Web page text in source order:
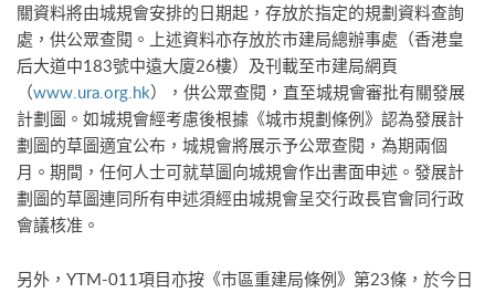
關資料將由城規會安排的日期起，存放於指定的規劃資料查詢
處，供公眾查閱。上述資料亦存放於市建局總辦事處（香港皇
后大道中183號中遠大廈26樓）及刊載至市建局網頁
（www.ura.org.hk），供公眾查閱，直至城規會審批有關發展
計劃圖。如城規會經考慮後根據《城市規劃條例》認為發展計
劃圖的草圖適宜公布，城規會將展示予公眾查閱，為期兩個
月。期間，任何人士可就草圖向城規會作出書面申述。發展計
劃圖的草圖連同所有申述須經由城規會呈交行政長官會同行政
會議核准。
另外，YTM-011項目亦按《市區重建局條例》第23條，於今日